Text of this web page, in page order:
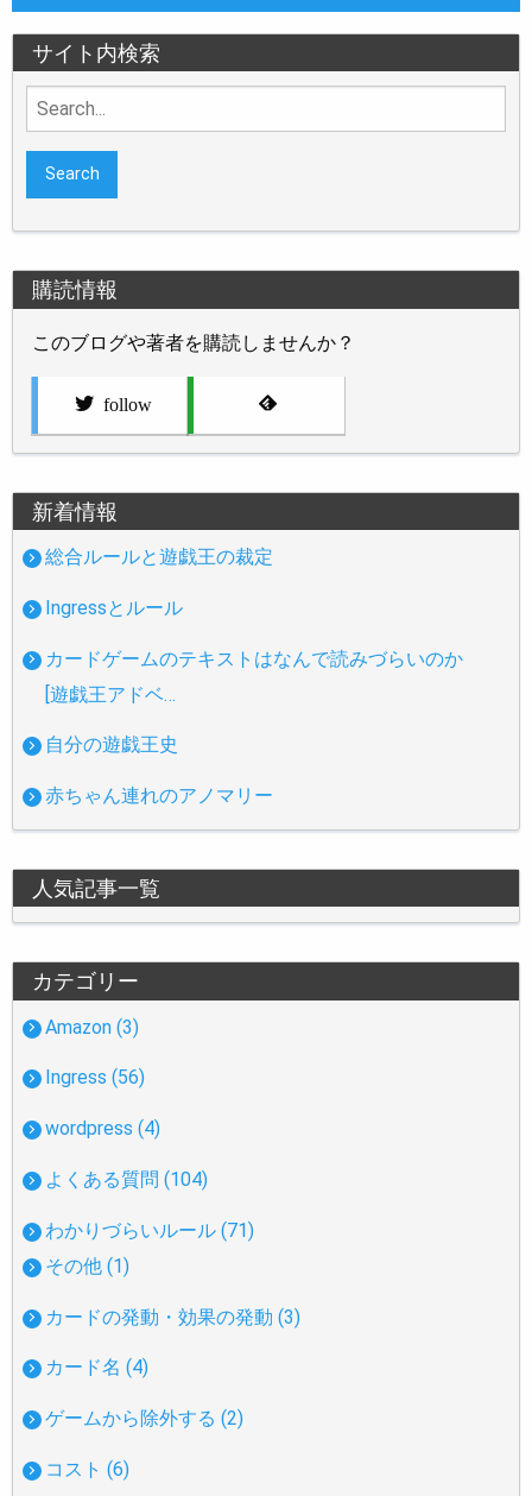
サイト内検索
Search
for:
購読情報
このブログや著者を購読しませんか？
follow
新着情報
総合ルールと遊戯王の裁定
Ingressとルール
カードゲームのテキストはなんで読みづらいのか
[遊戯王アドベ…
自分の遊戯王史
赤ちゃん連れのアノマリー
人気記事一覧
カテゴリー
Amazon (3)
Ingress (56)
wordpress (4)
よくある質問 (104)
わかりづらいルール (71)
その他 (1)
カードの発動・効果の発動 (3)
カード名 (4)
ゲームから除外する (2)
コスト (6)